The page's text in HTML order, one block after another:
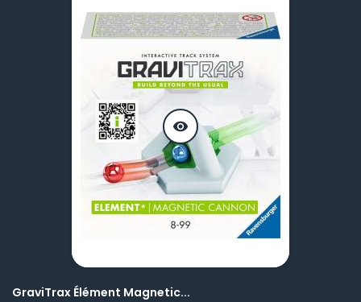
visibility
GraviTrax Élément Magnetic...